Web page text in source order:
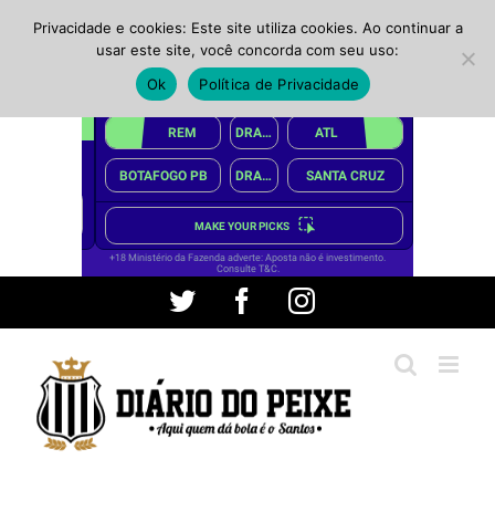
conteúdo
Twitter FacebookInstagram
Privacidade e cookies: Este site utiliza cookies. Ao continuar a
usar este site, você concorda com seu uso:
Ok
Política de Privacidade